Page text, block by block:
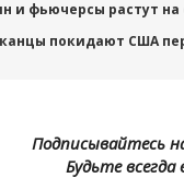
и фьючерсы растут
покидают США
Подписывайтесь
Будьте